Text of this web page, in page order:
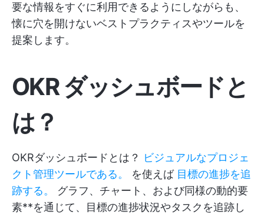
要な情報をすぐに利用できるようにしながらも、
懐に穴を開けないベストプラクティスやツールを
提案します。
OKR ダッシュボードと
は？
OKRダッシュボードとは？
ビジュアルなプロジェ
クト管理ツールである。
を使えば 目標の進捗を追
跡する。
グラフ、チャート、および同様の動的要
素**を通じて、目標の進捗状況やタスクを追跡し